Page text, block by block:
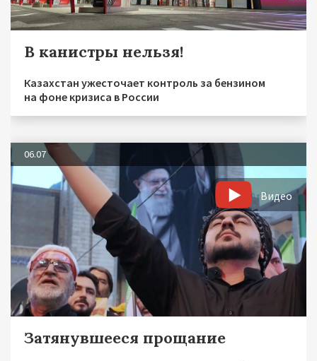
В канистры нельзя!
Казахстан ужесточает контроль за бензином
на фоне кризиса в России
06.07
Видео
Затянувшееся прощание